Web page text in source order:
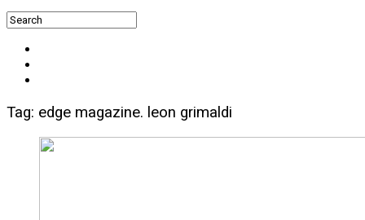
Tag: edge magazine. leon grimaldi